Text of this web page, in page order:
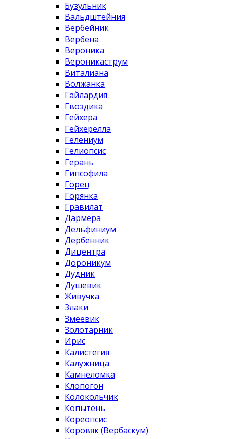
Бузульник
Вальдштейния
Вербейник
Вербена
Вероника
Вероникаструм
Виталиана
Волжанка
Гайлардия
Гвоздика
Гейхера
Гейхерелла
Гелениум
Гелиопсис
Герань
Гипсофила
Горец
Горянка
Гравилат
Дармера
Дельфиниум
Дербенник
Дицентра
Дороникум
Дудник
Душевик
Живучка
Злаки
Змеевик
Золотарник
Ирис
Калистегия
Калужница
Камнеломка
Клопогон
Колокольчик
Копытень
Кореопсис
Коровяк (Вербаскум)